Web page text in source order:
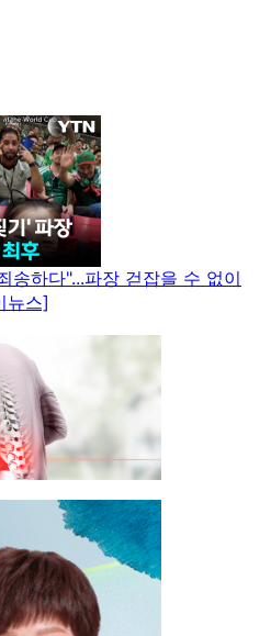
송하다"...파장 걷잡을 수 없이
뉴스]